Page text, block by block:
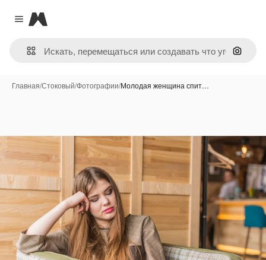
Close menu
Magnific
Поиск
Главная/Стоковый/Фотографии/Молодая женщина спит…